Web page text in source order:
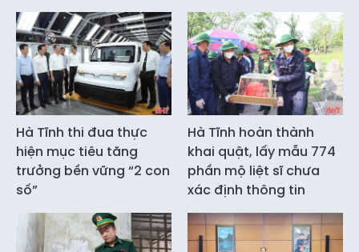
Hà Tĩnh thi đua thực
hiện mục tiêu tăng
trưởng bền vững “2 con
số”
Hà Tĩnh hoàn thành
khai quật, lấy mẫu 774
phần mộ liệt sĩ chưa
xác định thông tin